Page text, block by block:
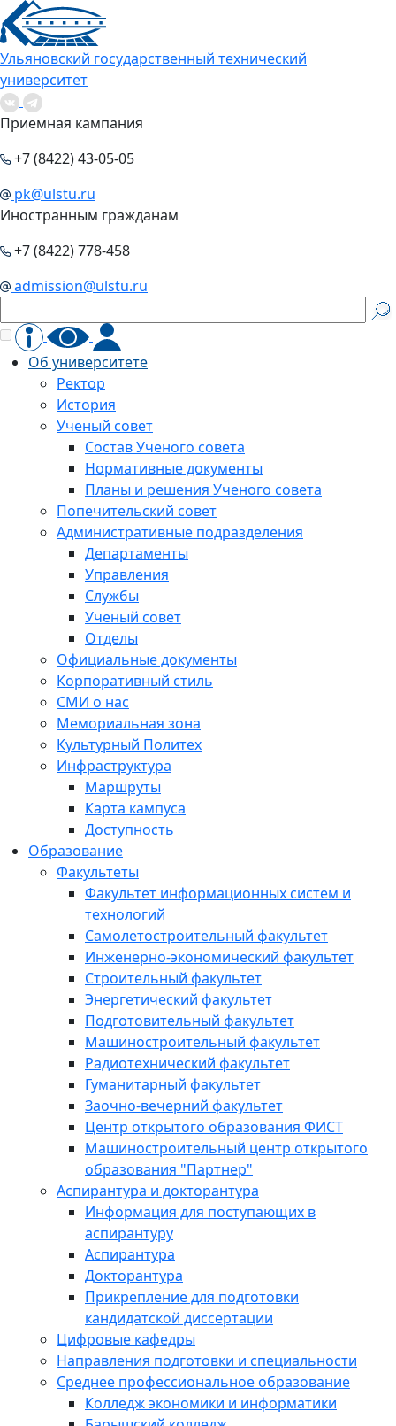
Ульяновский государственный технический
университет
Приемная кампания
+7 (8422) 43-05-05
pk@ulstu.ru
Иностранным гражданам
+7 (8422) 778-458
admission@ulstu.ru
Об университете
Ректор
История
Ученый совет
Состав Ученого совета
Нормативные документы
Планы и решения Ученого совета
Попечительский совет
Административные подразделения
Департаменты
Управления
Службы
Ученый совет
Отделы
Официальные документы
Корпоративный стиль
СМИ о нас
Мемориальная зона
Культурный Политех
Инфраструктура
Маршруты
Карта кампуса
Доступность
Образование
Факультеты
Факультет информационных систем и
технологий
Самолетостроительный факультет
Инженерно-экономический факультет
Строительный факультет
Энергетический факультет
Подготовительный факультет
Машиностроительный факультет
Радиотехнический факультет
Гуманитарный факультет
Заочно-вечерний факультет
Центр открытого образования ФИСТ
Машиностроительный центр открытого
образования "Партнер"
Аспирантура и докторантура
Информация для поступающих в
аспирантуру
Аспирантура
Докторантура
Прикрепление для подготовки
кандидатской диссертации
Цифровые кафедры
Направления подготовки и специальности
Среднее профессиональное образование
Колледж экономики и информатики